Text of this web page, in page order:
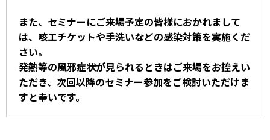
また、セミナーにご来場予定の皆様におかれまして
は、咳エチケットや手洗いなどの感染対策を実施くだ
さい。
発熱等の風邪症状が見られるときはご来場をお控えい
ただき、次回以降のセミナー参加をご検討いただけま
すと幸いです。